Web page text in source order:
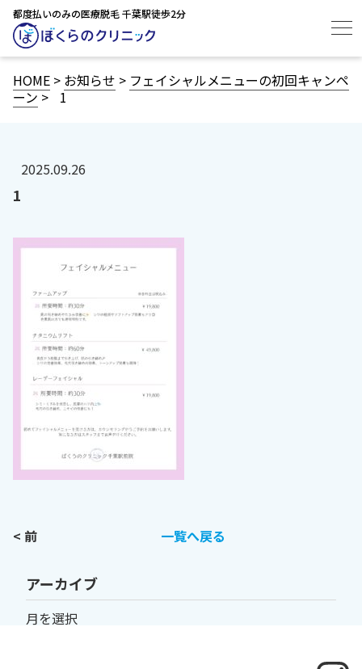
都度払いのみの医療脱毛 千葉駅徒歩2分
HOME > お知らせ > フェイシャルメニューの初回キャンペ
ーン> 1
2025.09.26
1
一覧へ戻る
< 前
アーカイブ